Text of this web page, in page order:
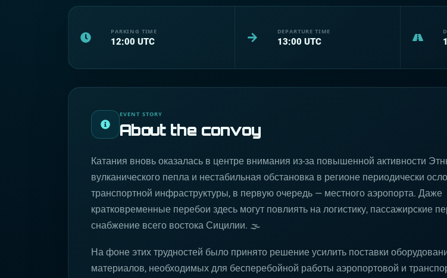
PARKING TIME
12:00 UTC
DEPARTURE TIME
13:00 UTC
EVENT STORY
About the convoy
Катания вновь оказалась в центре внимания из-за повышенной активности
вулканического пепла и нестабильная обстановка в регионе периодически
транспортной инфраструктуры, в первую очередь — местного аэропорта. Даже
кратковременные перебои здесь могут повлиять на логистику, пассажирские
снабжение всего востока Сицилии. 🌫️
На фоне этих трудностей было принято решение усилить поставки
материалов, необходимых для бесперебойной работы аэропортовой и